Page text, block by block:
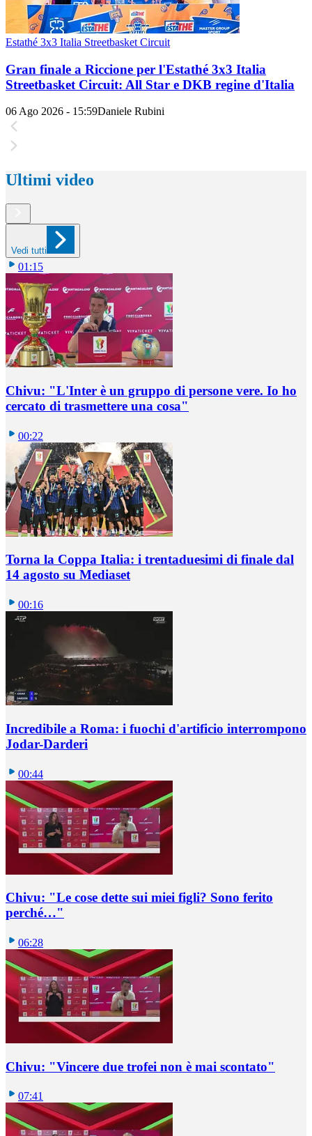
Estathé 3x3 Italia Streetbasket Circuit
Gran finale a Riccione per l'Estathé 3x3 Italia
Streetbasket Circuit: All Star e DKB regine d'Italia
06 Ago 2026 - 15:59Daniele Rubini
Ultimi video
Vedi tutti
01:15
Chivu: "L'Inter è un gruppo di persone vere. Io ho
cercato di trasmettere una cosa"
00:22
Torna la Coppa Italia: i trentaduesimi di finale dal
14 agosto su Mediaset
00:16
Incredibile a Roma: i fuochi d'artificio interrompono
Jodar-Darderi
00:44
Chivu: "Le cose dette sui miei figli? Sono ferito
perché…"
06:28
Chivu: "Vincere due trofei non è mai scontato"
07:41